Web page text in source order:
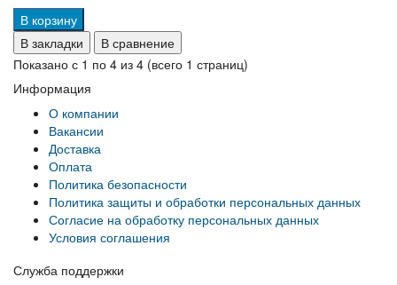
В корзину
В закладки
В сравнение
Показано с 1 по 4 из 4 (всего 1 страниц)
Информация
О компании
Вакансии
Доставка
Оплата
Политика безопасности
Политика защиты и обработки персональных данных
Согласие на обработку персональных данных
Условия соглашения
Служба поддержки